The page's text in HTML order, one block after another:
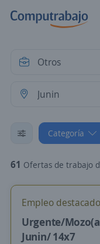
Categoría
61 Ofertas de trabajo
Empleo destacado
Urgente/
Junin/ 14x7